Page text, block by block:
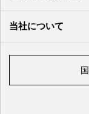
当社について